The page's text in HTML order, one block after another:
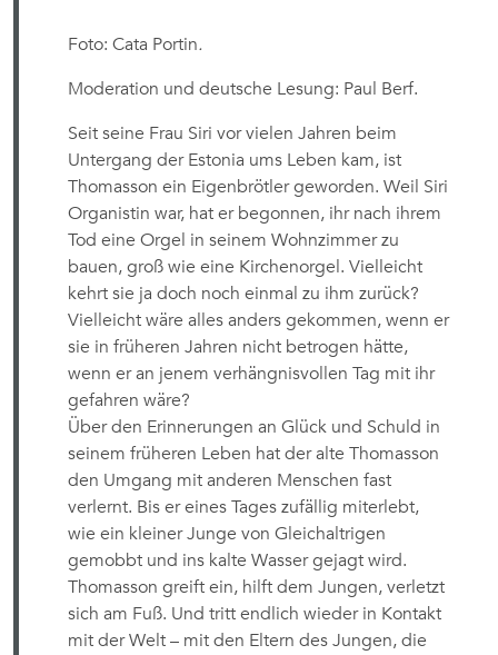
Foto: Cata Portin.
Moderation und deutsche Lesung: Paul Berf.
Seit seine Frau Siri vor vielen Jahren beim
Untergang der Estonia ums Leben kam, ist
Thomasson ein Eigenbrötler geworden. Weil Siri
Organistin war, hat er begonnen, ihr nach ihrem
Tod eine Orgel in seinem Wohnzimmer zu
bauen, groß wie eine Kirchenorgel. Vielleicht
kehrt sie ja doch noch einmal zu ihm zurück?
Vielleicht wäre alles anders gekommen, wenn er
sie in früheren Jahren nicht betrogen hätte,
wenn er an jenem verhängnisvollen Tag mit ihr
gefahren wäre?
Über den Erinnerungen an Glück und Schuld in
seinem früheren Leben hat der alte Thomasson
den Umgang mit anderen Menschen fast
verlernt. Bis er eines Tages zufällig miterlebt,
wie ein kleiner Junge von Gleichaltrigen
gemobbt und ins kalte Wasser gejagt wird.
Thomasson greift ein, hilft dem Jungen, verletzt
sich am Fuß. Und tritt endlich wieder in Kontakt
mit der Welt – mit den Eltern des Jungen, die